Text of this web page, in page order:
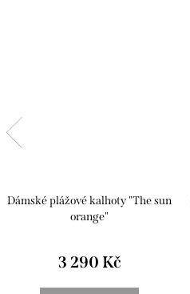
Dámské plážové kalhoty "The sun
orange"
3 290 Kč